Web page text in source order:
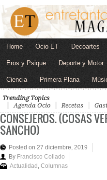
Home Ocio ET Decoartes
Eros y Psique Deporte y Motor
Ciencia Primera Plana
Trending Topics
Agenda Ocio
Recetas
CONSEJEROS. (COSAS
SANCHO)
Posted on 27 diciembre, 2019
By Francisco Collado
Actualidad Columnas